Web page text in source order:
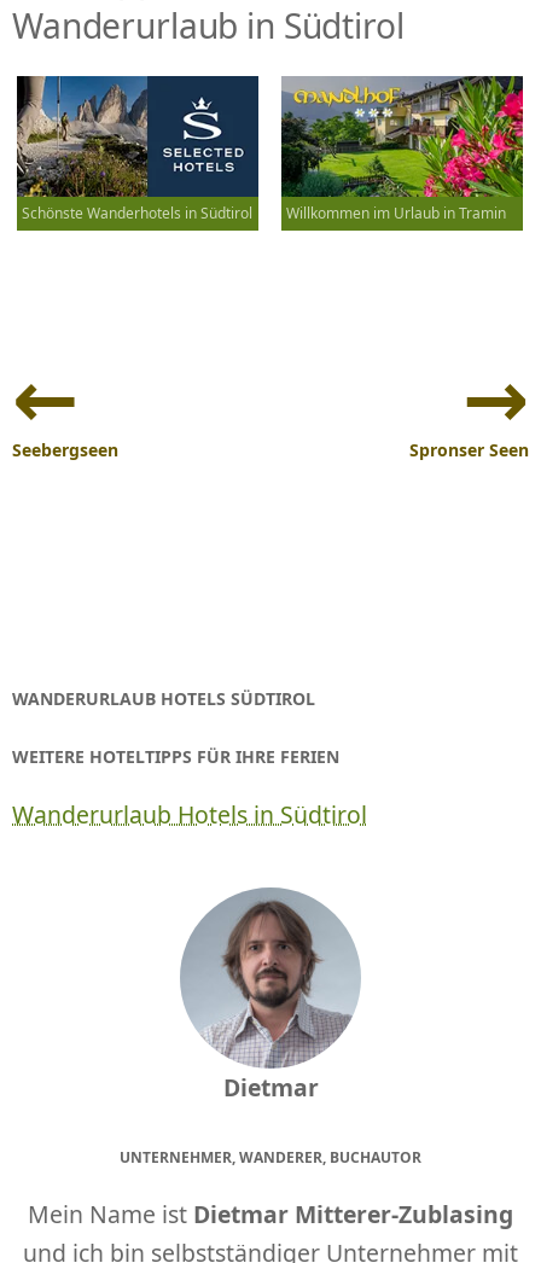
Wanderurlaub in Südtirol
Schönste Wanderhotels in Südtirol Willkommen im Urlaub in Tramin
Navigation
Seebergseen Spronser Seen
WANDERURLAUB HOTELS SÜDTIROL
WEITERE HOTELTIPPS FÜR IHRE FERIEN
Wanderurlaub Hotels in Südtirol
Dietmar
UNTERNEHMER, WANDERER, BUCHAUTOR
Mein Name ist Dietmar Mitterer-Zublasing
und ich bin selbstständiger Unternehmer mit